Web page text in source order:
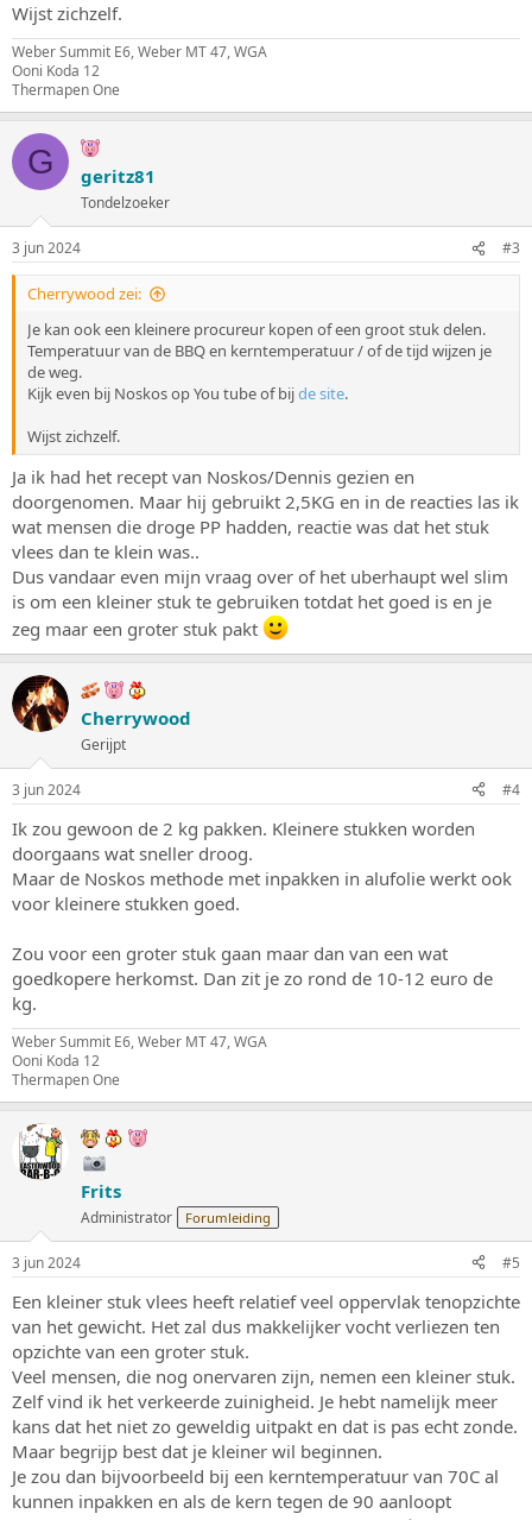
Wijst zichzelf.
Weber Summit E6, Weber MT 47, WGA
Ooni Koda 12
Thermapen One
G geritz81
Tondelzoeker
3 jun 2024 #3
Cherrywood zei:
Je kan ook een kleinere procureur kopen of een groot stuk delen.
Temperatuur van de BBQ en kerntemperatuur / of de tijd wijzen je
de weg.
Kijk even bij Noskos op You tube of bijde site.
Wijst zichzelf.
Ja ik had het recept van Noskos/Dennis gezien en
doorgenomen. Maar hij gebruikt 2,5KG en in de reacties las ik
wat mensen die droge PP hadden, reactie was dat het stuk
vlees dan te klein was..
Dus vandaar even mijn vraag over of het uberhaupt wel slim
is om een kleiner stuk te gebruiken totdat het goed is en je
zeg maar een groter stuk pakt
Cherrywood
Gerijpt
3 jun 2024 #4
Ik zou gewoon de 2 kg pakken. Kleinere stukken worden
doorgaans wat sneller droog.
Maar de Noskos methode met inpakken in alufolie werkt ook
voor kleinere stukken goed.
Zou voor een groter stuk gaan maar dan van een wat
goedkopere herkomst. Dan zit je zo rond de 10-12 euro de
kg.
Weber Summit E6, Weber MT 47, WGA
Ooni Koda 12
Thermapen One
Frits
Administrator Forumleiding
3 jun 2024 #5
Een kleiner stuk vlees heeft relatief veel oppervlak tenopzichte
van het gewicht. Het zal dus makkelijker vocht verliezen ten
opzichte van een groter stuk.
Veel mensen, die nog onervaren zijn, nemen een kleiner stuk.
Zelf vind ik het verkeerde zuinigheid. Je hebt namelijk meer
kans dat het niet zo geweldig uitpakt en dat is pas echt zonde.
Maar begrijp best dat je kleiner wil beginnen.
Je zou dan bijvoorbeeld bij een kerntemperatuur van 70C al
kunnen inpakken en als de kern tegen de 90 aanloopt